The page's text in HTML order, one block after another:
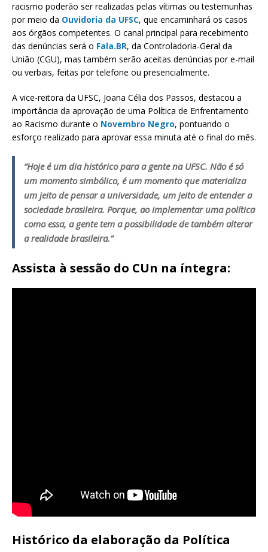
racismo poderão ser realizadas pelas vítimas ou testemunhas
por meio da Ouvidoria da UFSC, que encaminhará os casos
aos órgãos competentes. O canal principal para recebimento
das denúncias será o Fala.BR, da Controladoria-Geral da
União (CGU), mas também serão aceitas denúncias por e-mail
ou verbais, feitas por telefone ou presencialmente.
A vice-reitora da UFSC, Joana Célia dos Passos, destacou a
importância da aprovação de uma Política de Enfrentamento
ao Racismo durante o Novembro Negro, pontuando o
esforço realizado para aprovar essa minuta até o final do mês.
“Hoje é um dia histórico para a gente na UFSC. Não é só
um momento simbólico, é um momento que materializa
um jeito de pensar a universidade, um jeito de entender a
sociedade brasileira. Porque, ao implementar uma política
como essa, a gente tem a possibilidade de também alterar
a realidade brasileira.”
Assista à sessão do CUn na íntegra:
Histórico da elaboração da Política